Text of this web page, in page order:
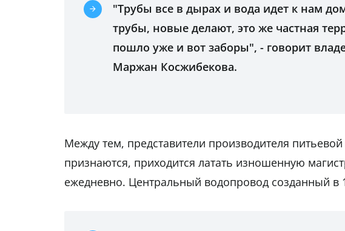
"Трубы все в дырах и вода идет к нам
трубы, новые делают, это же частная
пошло уже и вот заборы", - говорит
Маржан Косжибекова.
Между тем, представители производителя
признаются, приходится латать изношенную
ежедневно. Центральный водопровод созданный в